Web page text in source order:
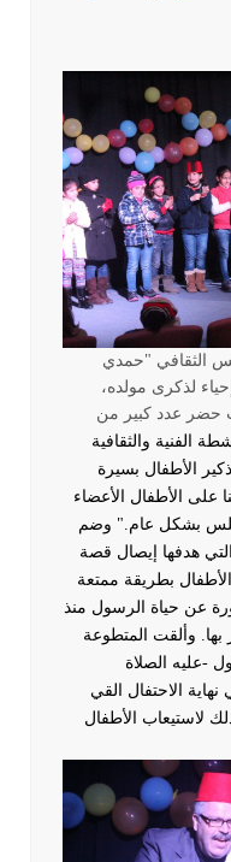
الثقافي "حمدي
لذكرى مولده،
حضر عدد كبير من
الفنية والثقافية
الأطفال بسيرة
على الأطفال الأعضاء
بشكل عام." وضم
التي هدفها إيصال قصة
بطريقة ممتعة
عن حياة الرسول منذ
وألقت المتطوعة
-عليه الصلاة
الاحتفال القي
لاستيعاب الأطفال